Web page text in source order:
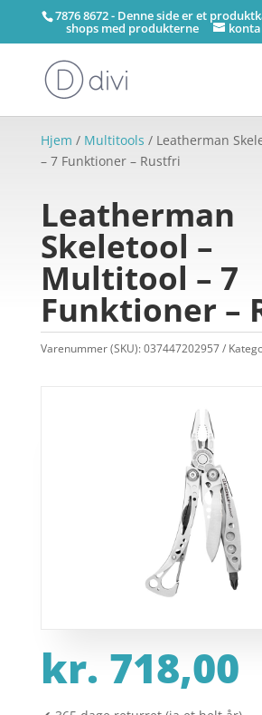
7876 8672 - Denne side er et
shops med produkterne
Hjem / Multitools / Leatherman
– 7 Funktioner – Rustfri
Leatherman
Skeletool –
Multitool – 7
Funktioner –
Varenummer (SKU):037447202957
kr. 718,00